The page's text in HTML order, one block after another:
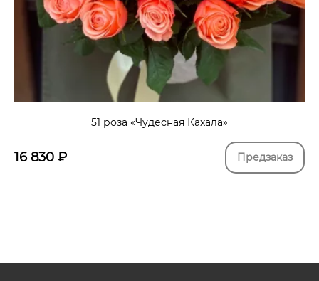
51 роза «Чудесная Кахала»
16 830 ₽ Предзаказ